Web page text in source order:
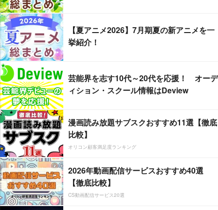
【夏アニメ2026】7月期夏の新アニメを一
挙紹介！
芸能界を志す10代～20代を応援！ オーデ
ィション・スクール情報はDeview
漫画読み放題サブスクおすすめ11選【徹底
比較】
オリコン顧客満足度ランキング
2026年動画配信サービスおすすめ40選
【徹底比較】
CS動画配信サービス20選